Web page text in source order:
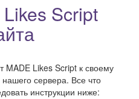
Script
Likes Script к своему
сервера. Все что
инструкции ниже: